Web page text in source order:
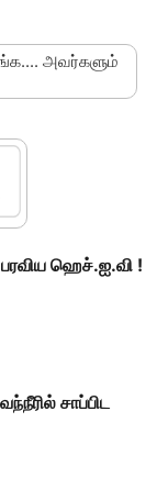
அவர்களும்
ஹெச்.ஐ.வி !
சாப்பிட